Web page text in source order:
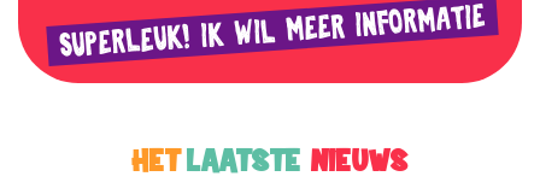
SUPERLEUK! IK WIL MEER INFORMATIE
HET LAATSTE NIEUWS